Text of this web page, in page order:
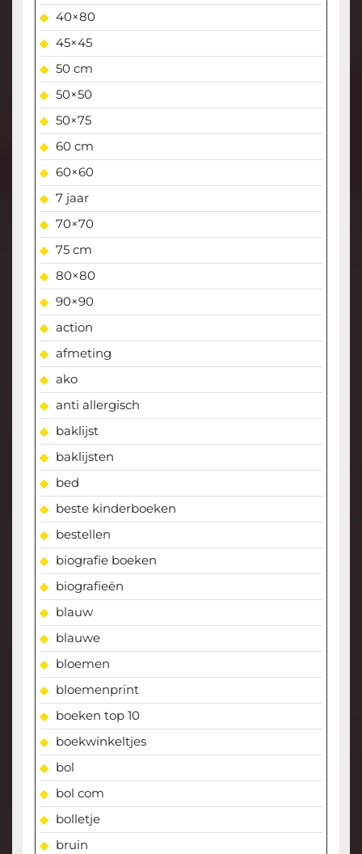
40×80
45×45
50 cm
50×50
50×75
60 cm
60×60
7 jaar
70×70
75 cm
80×80
90×90
action
afmeting
ako
anti allergisch
baklijst
baklijsten
bed
beste kinderboeken
bestellen
biografie boeken
biografieën
blauw
blauwe
bloemen
bloemenprint
boeken top 10
boekwinkeltjes
bol
bol com
bolletje
bruin